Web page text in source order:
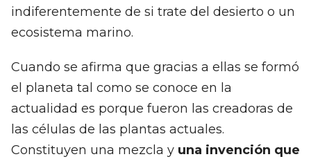
indiferentemente de si trate del desierto o un
ecosistema marino.
Cuando se afirma que gracias a ellas se formó
el planeta tal como se conoce en la
actualidad es porque fueron las creadoras de
las células de las plantas actuales.
Constituyen una mezcla y una invención que